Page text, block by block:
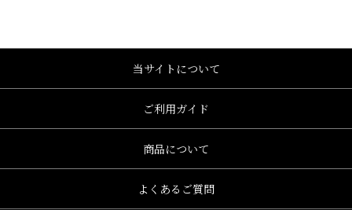
当サイトについて
ご利用ガイド
商品について
よくあるご質問